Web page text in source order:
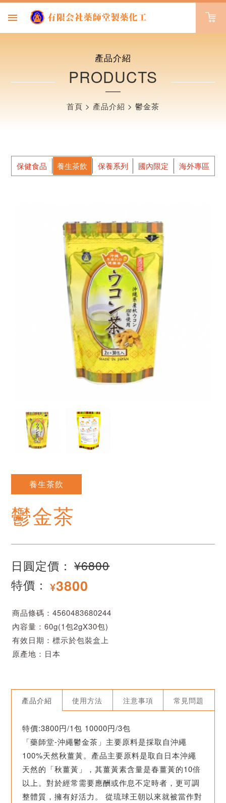
產品介紹
PRODUCTS
首頁 > 產品介紹 > 鬱金茶
保健食品 養生茶飲 保養系列 國內限定 海外專區
養生茶飲
鬱金茶
日圓定價： ¥6800
特價： ¥3800
商品條碼：4560483680244
內容量：60g(1包2gX30包)
有效日期：標示於包裝盒上
原產地：日本
產品介紹 使用方法 注意事項 常見問題
特價:3800円/1包 10000円/3包
「藥師堂-沖繩鬱金茶」主要原料是採取自沖繩
100%天然秋薑黃。產品主要原料是取自日本沖繩
天然的「秋薑黃」，其薑黃素含量是春薑黃的10倍
以上。對於經常需要應酬或作息不定時者，更可調
整體質，擁有好活力。 從琉球王朝以來就被當作對